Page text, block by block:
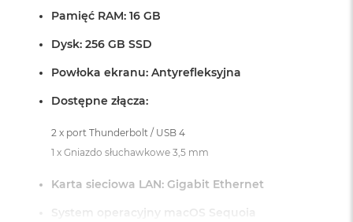
Pamięć RAM: 16 GB
Dysk: 256 GB SSD
Powłoka ekranu: Antyrefleksyjna
Dostępne złącza:
2 x port Thunderbolt / USB 4
1 x Gniazdo słuchawkowe 3,5 mm
Karta sieciowa LAN: Gigabit Ethernet
System operacyjny macOS Sequoia